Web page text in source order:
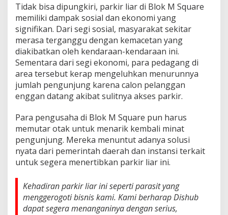
Tidak bisa dipungkiri, parkir liar di Blok M Square
memiliki dampak sosial dan ekonomi yang
signifikan. Dari segi sosial, masyarakat sekitar
merasa terganggu dengan kemacetan yang
diakibatkan oleh kendaraan-kendaraan ini.
Sementara dari segi ekonomi, para pedagang di
area tersebut kerap mengeluhkan menurunnya
jumlah pengunjung karena calon pelanggan
enggan datang akibat sulitnya akses parkir.
Para pengusaha di Blok M Square pun harus
memutar otak untuk menarik kembali minat
pengunjung. Mereka menuntut adanya solusi
nyata dari pemerintah daerah dan instansi terkait
untuk segera menertibkan parkir liar ini.
Kehadiran parkir liar ini seperti parasit yang
menggerogoti bisnis kami. Kami berharap Dishub
dapat segera menanganinya dengan serius,